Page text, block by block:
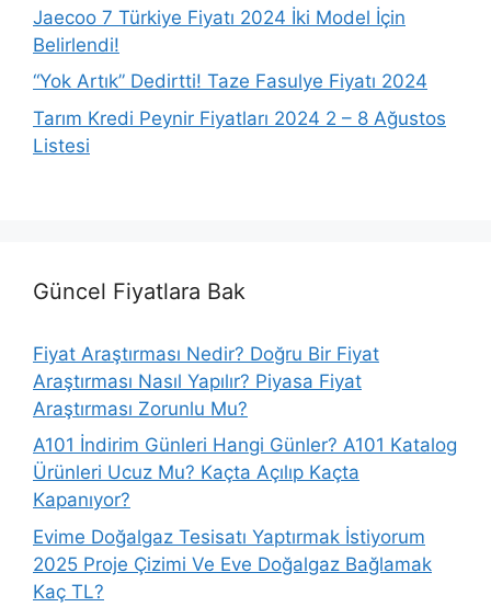
Jaecoo 7 Türkiye Fiyatı 2024 İki Model İçin
Belirlendi!
“Yok Artık” Dedirtti! Taze Fasulye Fiyatı 2024
Tarım Kredi Peynir Fiyatları 2024 2 – 8 Ağustos
Listesi
Güncel Fiyatlara Bak
Fiyat Araştırması Nedir? Doğru Bir Fiyat
Araştırması Nasıl Yapılır? Piyasa Fiyat
Araştırması Zorunlu Mu?
A101 İndirim Günleri Hangi Günler? A101 Katalog
Ürünleri Ucuz Mu? Kaçta Açılıp Kaçta
Kapanıyor?
Evime Doğalgaz Tesisatı Yaptırmak İstiyorum
2025 Proje Çizimi Ve Eve Doğalgaz Bağlamak
Kaç TL?